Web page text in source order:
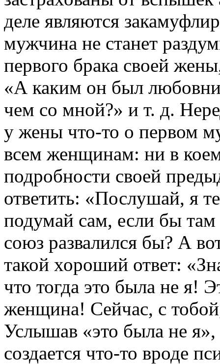
деле являются
мужчина не станет
первого брака своей
«А каким он был
чем со мной?» и т. д.
у жены что-то о первом
всем женщинам: ни в коем
подробности своей
ответить: «Послушай, я
подумай сам, если бы там
союз развалился бы? А
такой хороший ответ:
что тогда это была не я!
женщина! Сейчас, с
Услышав «это была не я»,
создается что-то вроде